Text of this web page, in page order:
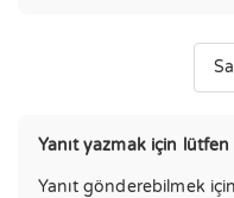
Yanıt yazmak için lütfen
Yanıt gönderebilmek